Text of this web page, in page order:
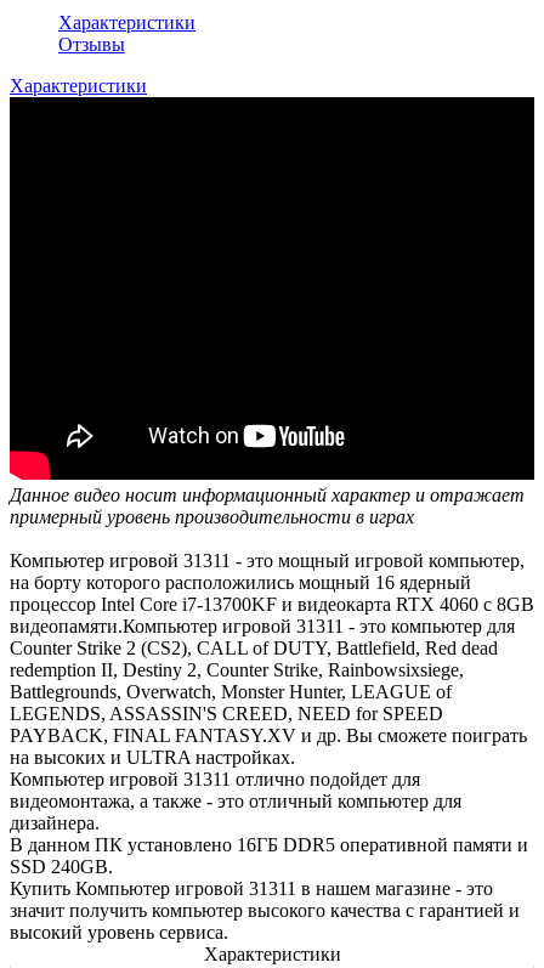
Характеристики
Отзывы
Характеристики
Данное видео носит информационный характер и отражает
примерный уровень производительности в играх
Компьютер игровой 31311 - это мощный игровой компьютер,
на борту которого расположились мощный 16 ядерный
процессор Intel Core i7-13700KF и видеокарта RTX 4060 с 8GB
видеопамяти.Компьютер игровой 31311 - это компьютер для
Counter Strike 2 (CS2), CALL of DUTY, Battlefield, Red dead
redemption II, Destiny 2, Counter Strike, Rainbowsixsiege,
Battlegrounds, Overwatch, Monster Hunter, LEAGUE of
LEGENDS, ASSASSIN'S CREED, NEED for SPEED
PAYBACK, FINAL FANTASY.XV и др. Вы сможете поиграть
на высоких и ULTRA настройках.
Компьютер игровой 31311 отлично подойдет для
видеомонтажа, а также - это отличный компьютер для
дизайнера.
В данном ПК установлено 16ГБ DDR5 оперативной памяти и
SSD 240GB.
Купить Компьютер игровой 31311 в нашем магазине - это
значит получить компьютер высокого качества с гарантией и
высокий уровень сервиса.
Характеристики